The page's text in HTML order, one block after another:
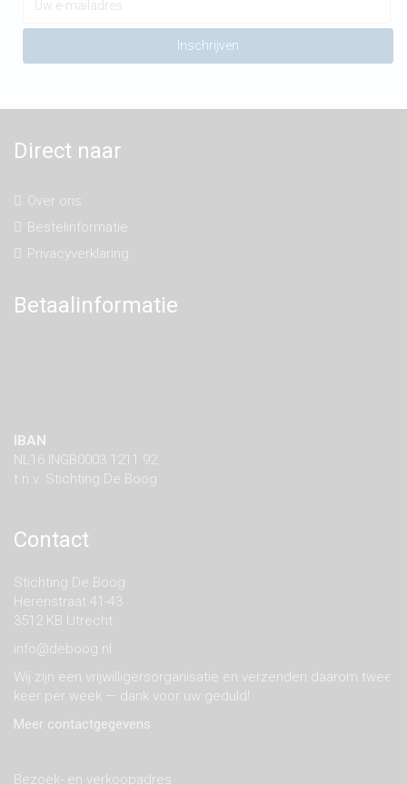
Direct naar
Over ons
Bestelinformatie
Privacyverklaring
Betaalinformatie
IBAN
NL16 INGB0003 1211 92
t.n.v. Stichting De Boog
Contact
Stichting De Boog
Herenstraat 41-43
3512 KB Utrecht
info@deboog.nl
Wij zijn een vrijwilligersorganisatie en verzenden daarom twee
keer per week — dank voor uw geduld!
Meer contactgegevens
Bezoek- en verkoopadres